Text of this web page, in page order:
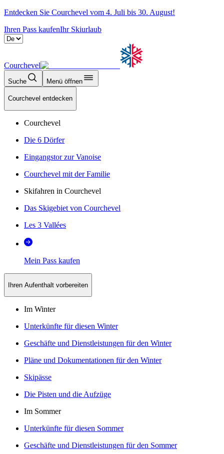
Entdecken Sie Courchevel vom 4. Juli bis 30. August!
Ihren Pass kaufenIhr Skiurlaub
Courchevel
Suche Menü öffnen
Courchevel entdecken
Courchevel
Die 6 Dörfer
Eingangstor zur Vanoise
Courchevel mit der Familie
Skifahren in Courchevel
Das Skigebiet von Courchevel
Les 3 Vallées
Mein Pass kaufen
Ihren Aufenthalt vorbereiten
Im Winter
Unterkünfte für diesen Winter
Geschäfte und Dienstleistungen für den Winter
Pläne und Dokumentationen für den Winter
Skipässe
Die Pisten und die Aufzüge
Im Sommer
Unterkünfte für diesen Sommer
Geschäfte und Dienstleistungen für den Sommer